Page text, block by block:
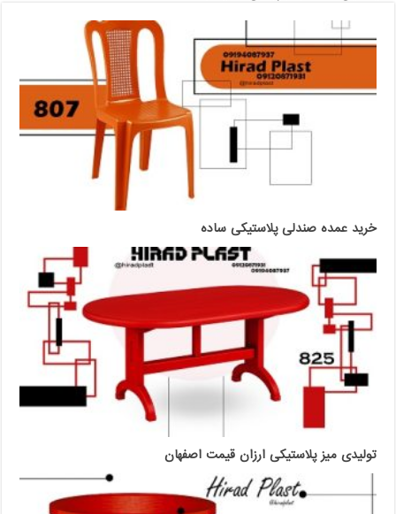
خرید عمده صندلی پلاستیکی ساده
تولیدی میز پلاستیکی ارزان قیمت اصفهان